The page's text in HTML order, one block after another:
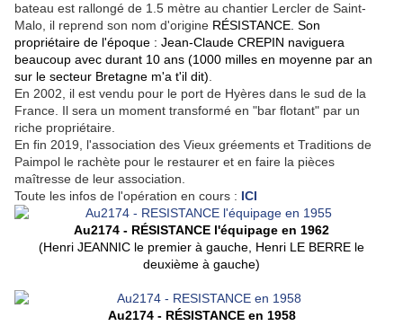
bateau est rallongé de 1.5 mètre au chantier Lercler de Saint-
Malo, il reprend son nom d'origine RÉSISTANCE. Son
propriétaire de l'époque : Jean-Claude CREPIN naviguera
beaucoup avec durant 10 ans (1000 milles en moyenne par an
sur le secteur Bretagne m'a t'il dit)
En 2002, il est vendu pour le port de Hyères dans le sud de la
France. Il sera un moment transformé en "bar flotant" par un
riche propriétaire.
En fin 2019, l'association des Vieux gréements et Traditions de
Paimpol le rachète pour le restaurer et en faire la pièces
maîtresse de leur association.
Toute les infos de l'opération en cours : ICI
Au2174 - RÉSISTANCE l'équipage en 1962
(Henri JEANNIC le premier à gauche, Henri LE BERRE le
deuxième à gauche)
Au2174 - RÉSISTANCE en 1958